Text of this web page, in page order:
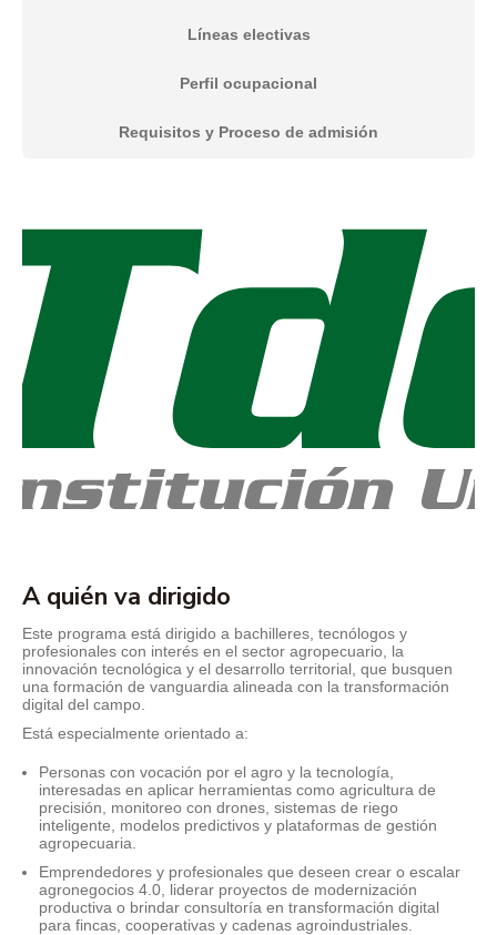
Líneas electivas
Perfil ocupacional
Requisitos y Proceso de admisión
A quién va dirigido
Este programa está dirigido a bachilleres, tecnólogos y
profesionales con interés en el sector agropecuario, la
innovación tecnológica y el desarrollo territorial, que busquen
una formación de vanguardia alineada con la transformación
digital del campo.
Está especialmente orientado a:
Personas con vocación por el agro y la tecnología,
interesadas en aplicar herramientas como agricultura de
precisión, monitoreo con drones, sistemas de riego
inteligente, modelos predictivos y plataformas de gestión
agropecuaria.
Emprendedores y profesionales que deseen crear o escalar
agronegocios 4.0, liderar proyectos de modernización
productiva o brindar consultoría en transformación digital
para fincas, cooperativas y cadenas agroindustriales.